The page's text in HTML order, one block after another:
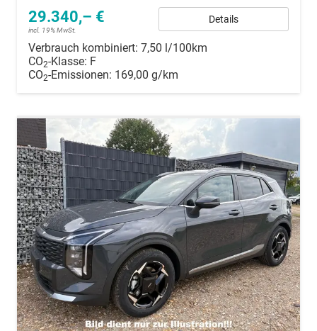
29.340,– €
incl. 19% MwSt.
Details
Verbrauch kombiniert: 7,50 l/100km
CO2-Klasse: F
CO2-Emissionen: 169,00 g/km